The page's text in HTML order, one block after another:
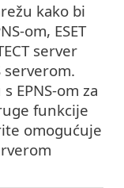
kako bi
om, ESET
server
serverom.
EPNS-om za
funkcije
omogućuje